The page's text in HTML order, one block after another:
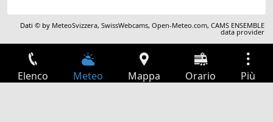
Dati © by MeteoSvizzera,SwissWebcams,Open-Meteo.com,CAMS ENSEMBLE
data provider
Elenco Meteo Mappa Orario Più